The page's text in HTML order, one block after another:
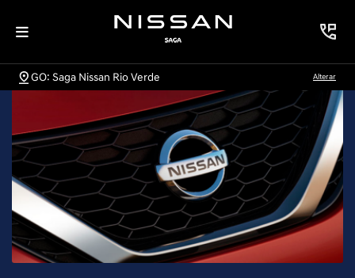
GO: Saga Nissan Rio Verde Alterar